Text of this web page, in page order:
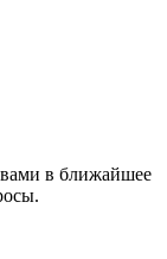
в ближайшее